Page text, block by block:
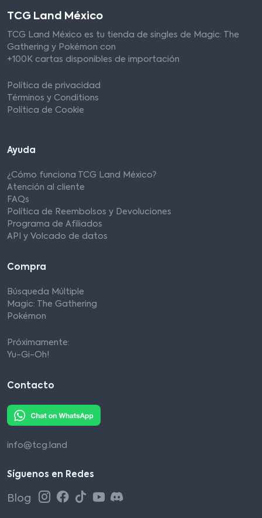
TCG Land México
TCG Land México es tu tienda de singles de Magic: The
Gathering y Pokémon con
+100K cartas disponibles de importación
Política de privacidad
Términos y Conditions
Política de Cookie
Ayuda
¿Cómo funciona TCG Land México?
Atención al cliente
FAQs
Política de Reembolsos y Devoluciones
Programa de Afiliados
API y Volcado de datos
Compra
Búsqueda Múltiple
Magic: The Gathering
Pokémon
Próximamente:
Yu-Gi-Oh!
Contacto
info@tcg.land
Síguenos en Redes
Blog